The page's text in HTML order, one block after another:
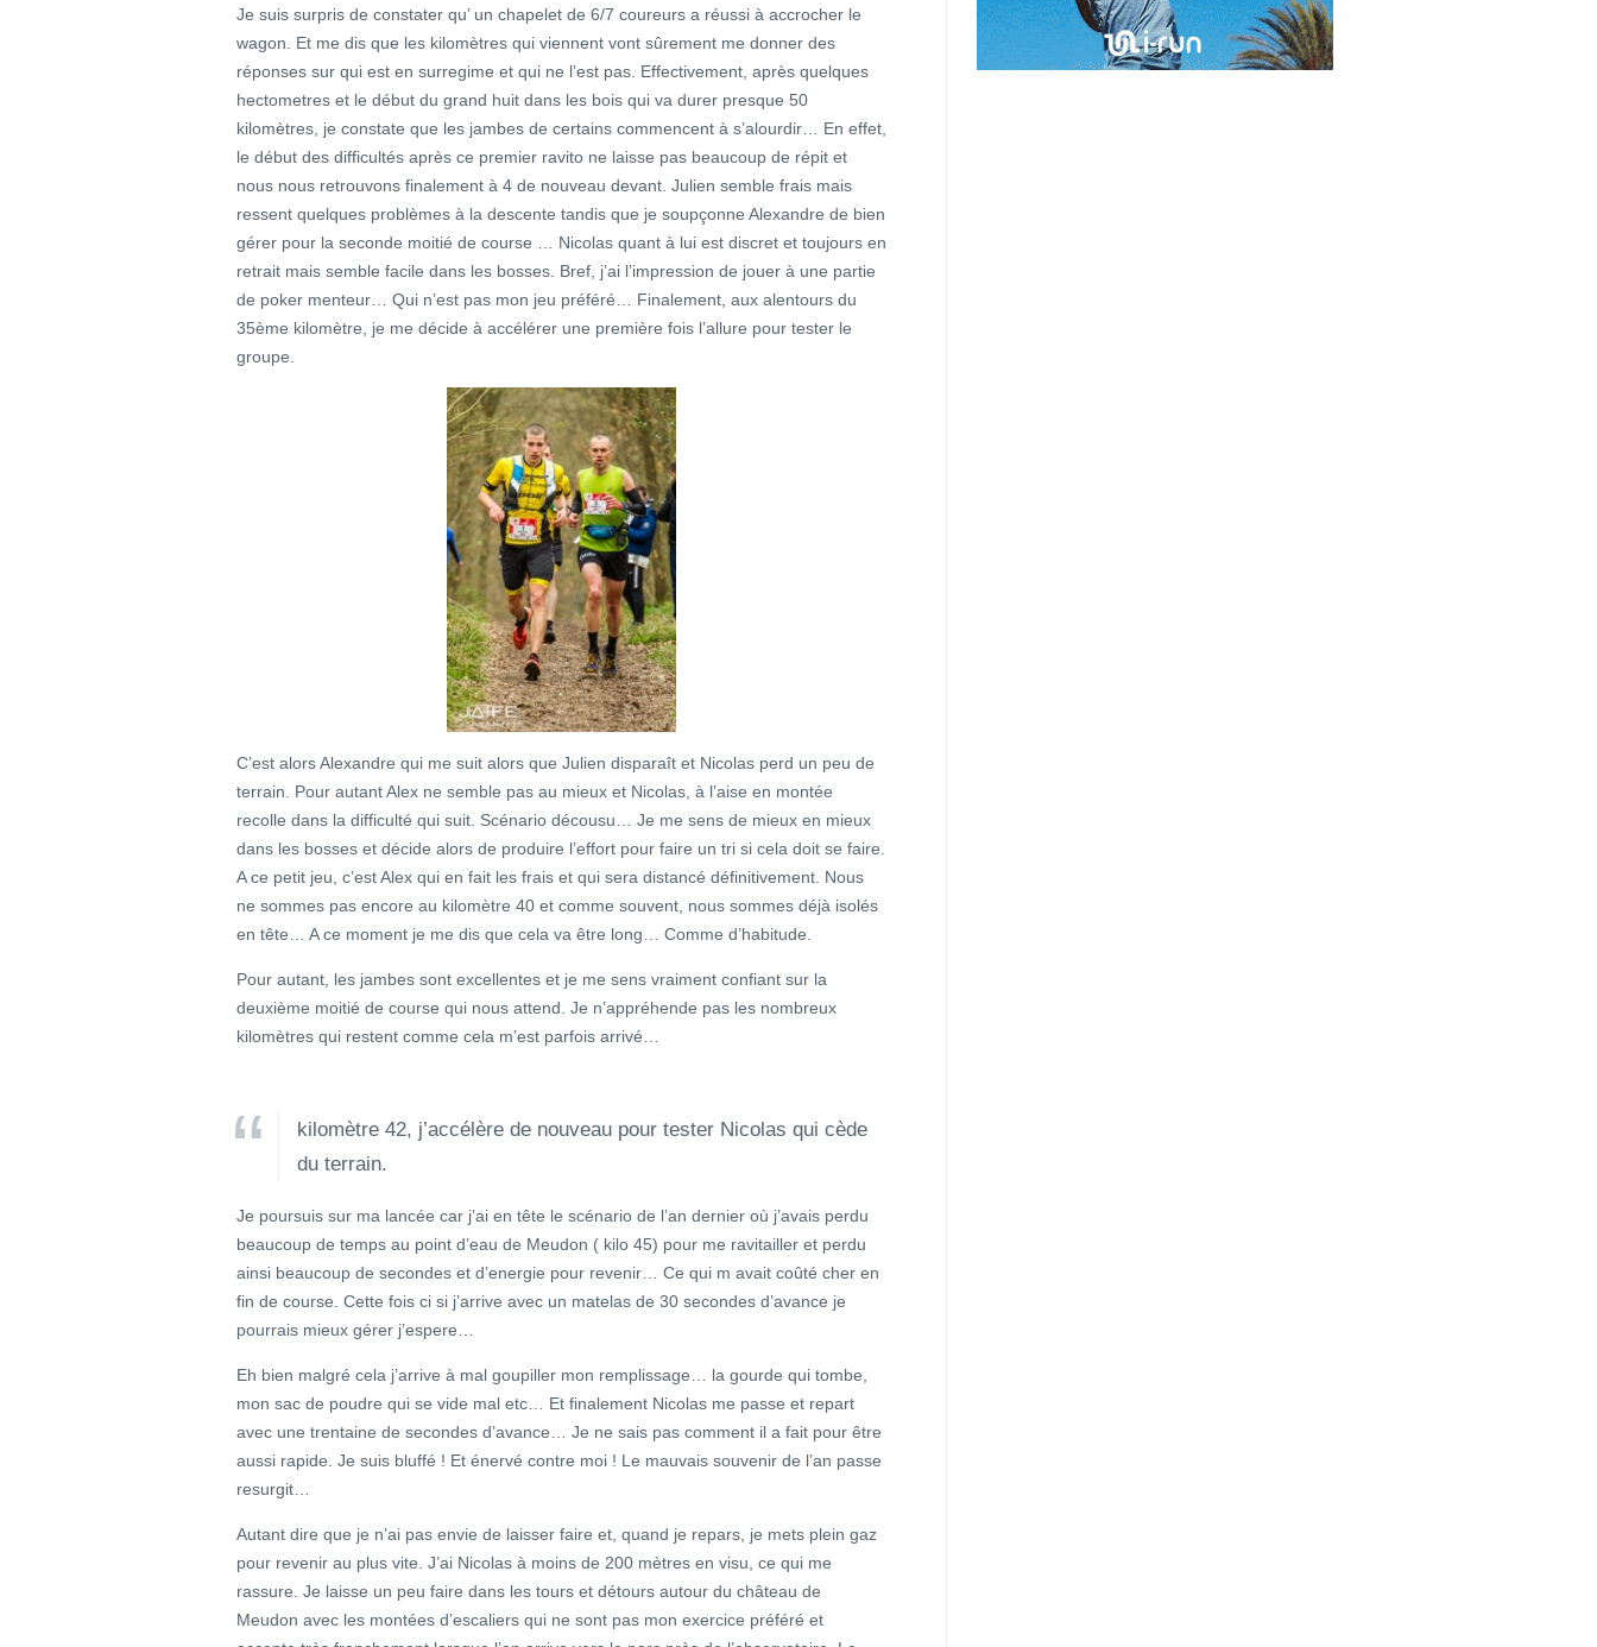
Je suis surpris de constater qu’ un chapelet de 6/7 coureurs a réussi à accrocher le
wagon. Et me dis que les kilomètres qui viennent vont sûrement me donner des
réponses sur qui est en surregime et qui ne l’est pas. Effectivement, après quelques
hectometres et le début du grand huit dans les bois qui va durer presque 50
kilomètres, je constate que les jambes de certains commencent à s’alourdir… En effet,
le début des difficultés après ce premier ravito ne laisse pas beaucoup de répit et
nous nous retrouvons finalement à 4 de nouveau devant. Julien semble frais mais
ressent quelques problèmes à la descente tandis que je soupçonne Alexandre de bien
gérer pour la seconde moitié de course … Nicolas quant à lui est discret et toujours en
retrait mais semble facile dans les bosses. Bref, j’ai l’impression de jouer à une partie
de poker menteur… Qui n’est pas mon jeu préféré… Finalement, aux alentours du
35ème kilomètre, je me décide à accélérer une première fois l’allure pour tester le
groupe.
C’est alors Alexandre qui me suit alors que Julien disparaît et Nicolas perd un peu de
terrain. Pour autant Alex ne semble pas au mieux et Nicolas, à l’aise en montée
recolle dans la difficulté qui suit. Scénario décousu… Je me sens de mieux en mieux
dans les bosses et décide alors de produire l’effort pour faire un tri si cela doit se faire.
A ce petit jeu, c’est Alex qui en fait les frais et qui sera distancé définitivement. Nous
ne sommes pas encore au kilomètre 40 et comme souvent, nous sommes déjà isolés
en tête… A ce moment je me dis que cela va être long… Comme d’habitude.
Pour autant, les jambes sont excellentes et je me sens vraiment confiant sur la
deuxième moitié de course qui nous attend. Je n’appréhende pas les nombreux
kilomètres qui restent comme cela m’est parfois arrivé…
kilomètre 42, j’accélère de nouveau pour tester Nicolas qui cède
du terrain.
Je poursuis sur ma lancée car j’ai en tête le scénario de l’an dernier où j’avais perdu
beaucoup de temps au point d’eau de Meudon ( kilo 45) pour me ravitailler et perdu
ainsi beaucoup de secondes et d’energie pour revenir… Ce qui m avait coûté cher en
fin de course. Cette fois ci si j’arrive avec un matelas de 30 secondes d’avance je
pourrais mieux gérer j’espere…
Eh bien malgré cela j’arrive à mal goupiller mon remplissage… la gourde qui tombe,
mon sac de poudre qui se vide mal etc… Et finalement Nicolas me passe et repart
avec une trentaine de secondes d’avance… Je ne sais pas comment il a fait pour être
aussi rapide. Je suis bluffé ! Et énervé contre moi ! Le mauvais souvenir de l’an passe
resurgit…
Autant dire que je n’ai pas envie de laisser faire et, quand je repars, je mets plein gaz
pour revenir au plus vite. J’ai Nicolas à moins de 200 mètres en visu, ce qui me
rassure. Je laisse un peu faire dans les tours et détours autour du château de
Meudon avec les montées d’escaliers qui ne sont pas mon exercice préféré et